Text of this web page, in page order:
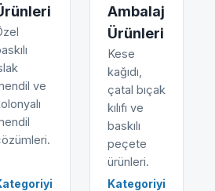
ve
Ambalaj
Ürünleri
Kese
kağıdı,
çatal bıçak
kılıfı ve
baskılı
peçete
ürünleri.
Kategoriyi